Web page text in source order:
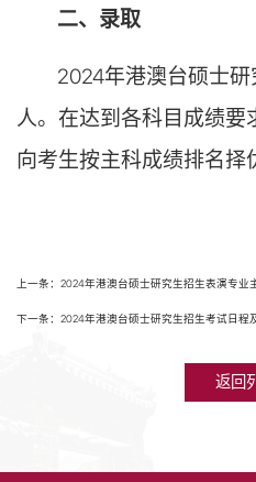
二、录取
2024年港澳台硕士
人。在达到各科目成绩要
向考生按主科成绩排名择
上一条：2024年港澳台硕士研究生招生表演专业
下一条：2024年港澳台硕士研究生招生考试日程
返回